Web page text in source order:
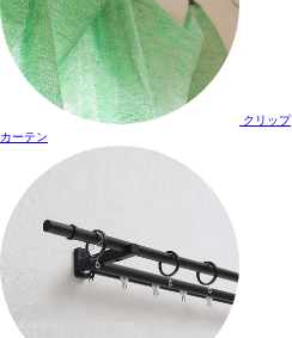
クリップ
カーテン